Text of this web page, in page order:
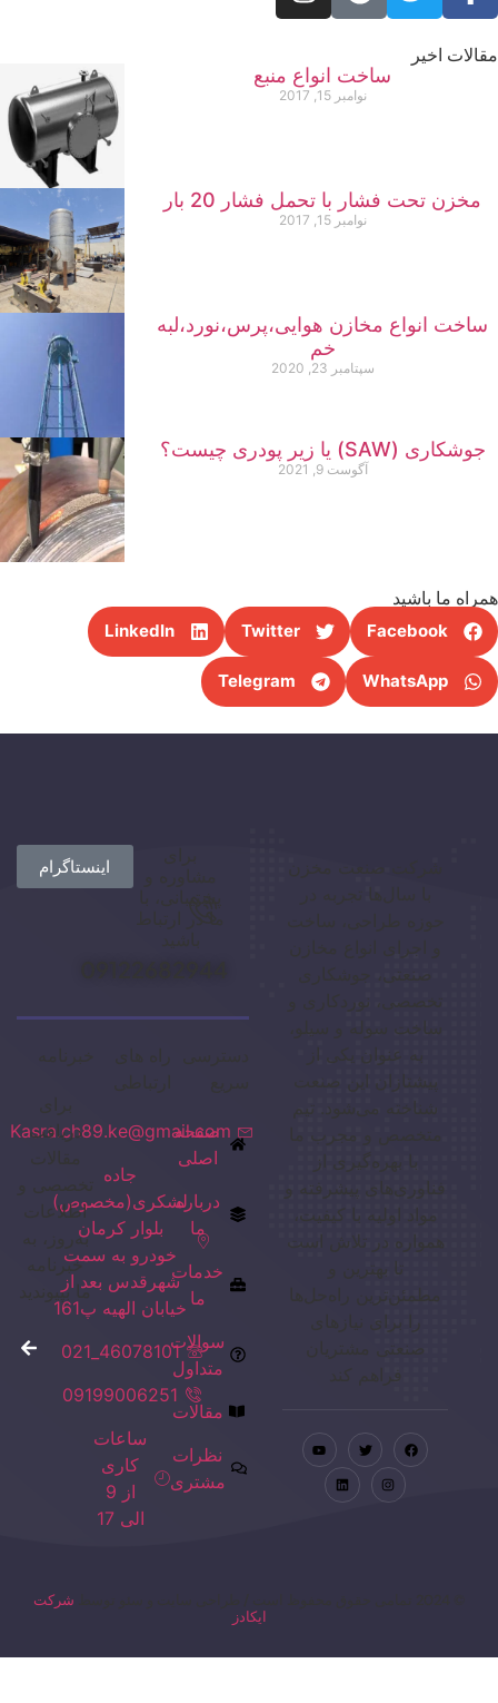
اخیر
ساخت انواع منبع
نوامبر 15, 2017
مخزن تحت فشار با تحمل فشار 20 بار
نوامبر 15, 2017
ساخت انواع مخازن هوایی،پرس،نورد،لبه
خم
سپتامبر 23, 2020
جوشکاری (SAW) یا زیر پودری چیست؟
آگوست 9, 2021
ما باشید
Facebook
Twitter
LinkedIn
WhatsApp
Telegram
با سال‌ها تجربه در
صنعتی، جوشکاری
تخصصی، نوردکاری و
ساخت سوله و سیلو،
به عنوان یکی از
پیشتازان این صنعت
شناخته می‌شود. تیم
متخصص و مجرب ما
با بهره‌گیری از
فناوری‌های پیشرفته و
مواد اولیه با کیفیت،
همواره در تلاش است
تا بهترین و
مطمئن‌ترین راه‌حل‌ها
را برای نیازهای
صنعتی مشتریان
فراهم کند
اینستاگرام
صفحه
اصلی
درباره
ما
خدمات
ما
سوالات
متداول
مقالات
نظرات
مشتری
Kasra.ch89.ke@gmail.com
جاده
لشکری(مخصوص)
بلوار کرمان
خودرو به سمت
شهرقدس بعد از
خیابان الهیه پ161
46078101_021
09199006251
ساعات
کاری
از 9
الی 17
دریافت
مقالات
اطلاعات
به‌روز، به
خبرنامه
ما بپیوندید
شرکت
ایکادز